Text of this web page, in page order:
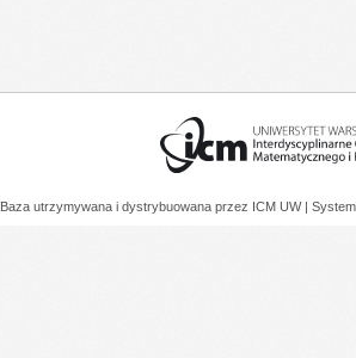
Baza utrzymywana i dystrybuowana przez ICM UW |